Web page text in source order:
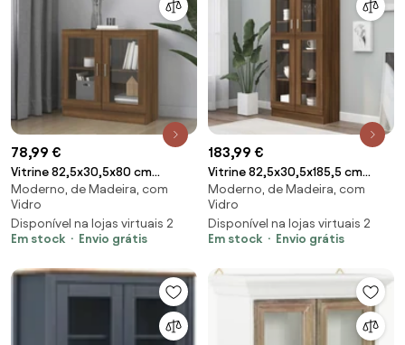
78,99 €
Vitrine 82,5x30,5x80 cm
derivados madeira carvalho
castanho
Moderno, de Madeira, com
Vidro
Disponível na lojas virtuais 2
Em stock
Envio grátis
183,99 €
Vitrine 82,5x30,5x185,5 cm
derivados madeira carvalho
castanho
Moderno, de Madeira, com
Vidro
Disponível na lojas virtuais 2
Em stock
Envio grátis